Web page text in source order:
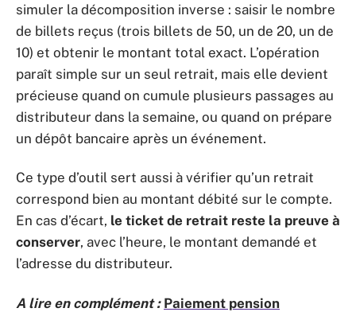
simuler la décomposition inverse : saisir le nombre
de billets reçus (trois billets de 50, un de 20, un de
10) et obtenir le montant total exact. L’opération
paraît simple sur un seul retrait, mais elle devient
précieuse quand on cumule plusieurs passages au
distributeur dans la semaine, ou quand on prépare
un dépôt bancaire après un événement.
Ce type d’outil sert aussi à vérifier qu’un retrait
correspond bien au montant débité sur le compte.
En cas d’écart, le ticket de retrait reste la preuve à
conserver, avec l’heure, le montant demandé et
l’adresse du distributeur.
A lire en complément : Paiement pension